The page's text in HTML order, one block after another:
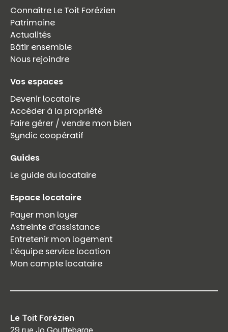
Connaître Le Toit Forézien
Patrimoine
Actualités
Bâtir ensemble
Nous rejoindre
Vos espaces
Devenir locataire
Accéder à la propriété
Faire gérer / vendre mon bien
Syndic coopératif
Guides
Le guide du locataire
Espace locataire
Payer mon loyer
Astreinte d’assistance
Entretenir mon logement
L’équipe service location
Mon compte locataire
Le Toit Forézien